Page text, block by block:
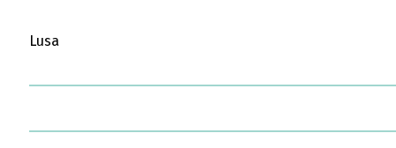
Lusa